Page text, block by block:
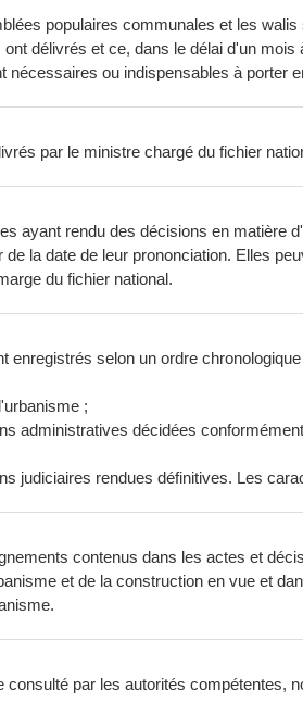
populaires communales et les
délivrés et ce, dans le délai d'un
nécessaires ou indispensables à porter
par le ministre chargé du fichier
ayant rendu des décisions en matière
de la date de leur prononciation. Elles
du fichier national.
enregistrés selon un ordre
;
administratives décidées
judiciaires rendues définitives. Les
contenus dans les actes et
et de la construction en vue et
consulté par les autorités